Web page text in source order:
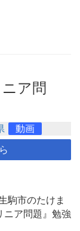
ア問
動画
駒市のたけま
ニア問題』勉強